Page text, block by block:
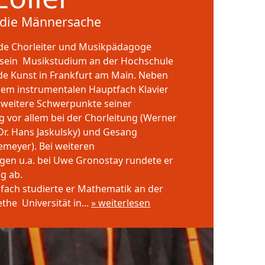
Männersache
Chorleiter und Musikpädagoge
Musikstudium an der Hochschule
Kunst in Frankfurt am Main. Neben
instrumentalen Hauptfach Klavier
Schwerpunkte seiner
vor allem bei der Chorleitung (Werner
Hans Jaskulsky) und Gesang
Bei weiteren
u.a. bei Uwe Gronostay rundete er
ab.
studierte er Mathematik an der
Universität in... » weiterlesen